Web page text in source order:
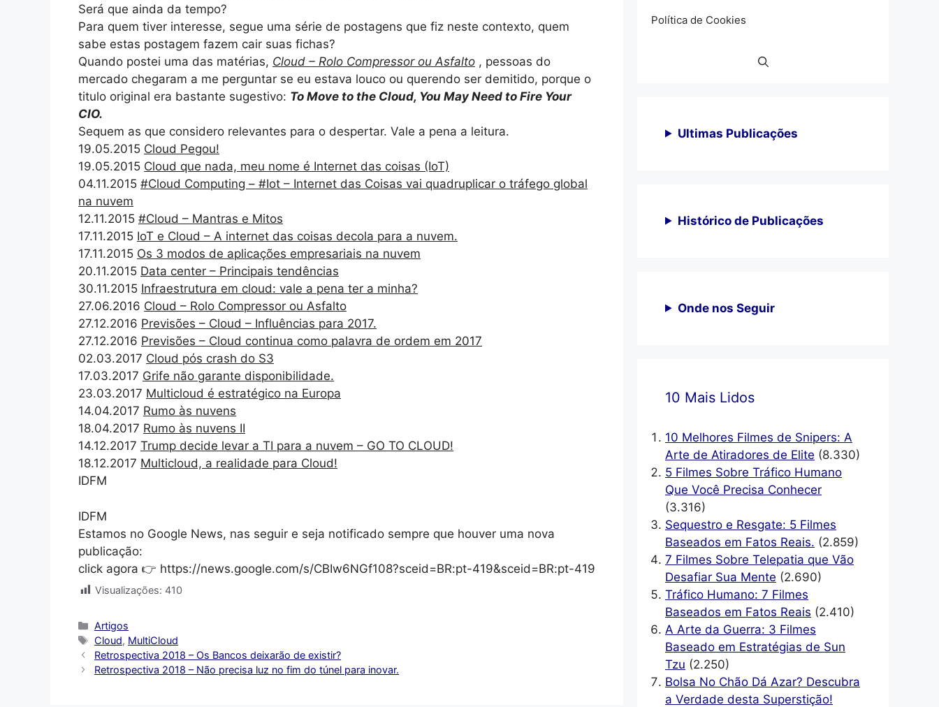
Será que ainda da tempo?
Para quem tiver interesse, segue uma série de postagens que fiz neste contexto, quem
sabe estas postagem fazem cair suas fichas?
Quando postei uma das matérias, Cloud – Rolo Compressor ou Asfalto , pessoas do
mercado chegaram a me perguntar se eu estava louco ou querendo ser demitido, porque o
titulo original era bastante sugestivo: To Move to the Cloud, You May Need to Fire Your
CIO.
Sequem as que considero relevantes para o despertar. Vale a pena a leitura.
19.05.2015 Cloud Pegou!
19.05.2015 Cloud que nada, meu nome é Internet das coisas (IoT)
04.11.2015 #Cloud Computing – #Iot – Internet das Coisas vai quadruplicar o tráfego global
na nuvem
12.11.2015 #Cloud – Mantras e Mitos
17.11.2015 IoT e Cloud – A internet das coisas decola para a nuvem.
17.11.2015 Os 3 modos de aplicações empresariais na nuvem
20.11.2015 Data center – Principais tendências
30.11.2015 Infraestrutura em cloud: vale a pena ter a minha?
27.06.2016 Cloud – Rolo Compressor ou Asfalto
27.12.2016 Previsões – Cloud – Influências para 2017.
27.12.2016 Previsões – Cloud continua como palavra de ordem em 2017
02.03.2017 Cloud pós crash do S3
17.03.2017 Grife não garante disponibilidade.
23.03.2017 Multicloud é estratégico na Europa
14.04.2017 Rumo às nuvens
18.04.2017 Rumo às nuvens II
14.12.2017 Trump decide levar a TI para a nuvem – GO TO CLOUD!
18.12.2017 Multicloud, a realidade para Cloud!
IDFM
IDFM
Estamos no Google News, nas seguir e seja notificado sempre que houver uma nova
publicação:
click agora 👉 https://news.google.com/s/CBIw6NGf108?sceid=BR:pt-419&sceid=BR:pt-419
Visualizações: 410
Categorias
Artigos
Tags
Cloud, MultiCloud
Retrospectiva 2018 – Os Bancos deixarão de existir?
Retrospectiva 2018 – Não precisa luz no fim do túnel para inovar.
Política de Cookies
Ultimas Publicações
Histórico de Publicações
Onde nos Seguir
10 Mais Lidos
10 Melhores Filmes de Snipers: A
Arte de Atiradores de Elite (8.330)
5 Filmes Sobre Tráfico Humano
Que Você Precisa Conhecer
(3.316)
Sequestro e Resgate: 5 Filmes
Baseados em Fatos Reais. (2.859)
7 Filmes Sobre Telepatia que Vão
Desafiar Sua Mente (2.690)
Tráfico Humano: 7 Filmes
Baseados em Fatos Reais (2.410)
A Arte da Guerra: 3 Filmes
Baseado em Estratégias de Sun
Tzu (2.250)
Bolsa No Chão Dá Azar? Descubra
a Verdade desta Superstição!